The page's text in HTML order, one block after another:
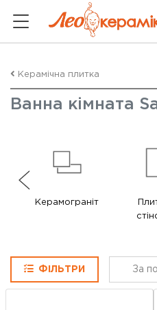
Керамічна плитка
Ванна кімната
Керамограніт
ФІЛЬТРИ За